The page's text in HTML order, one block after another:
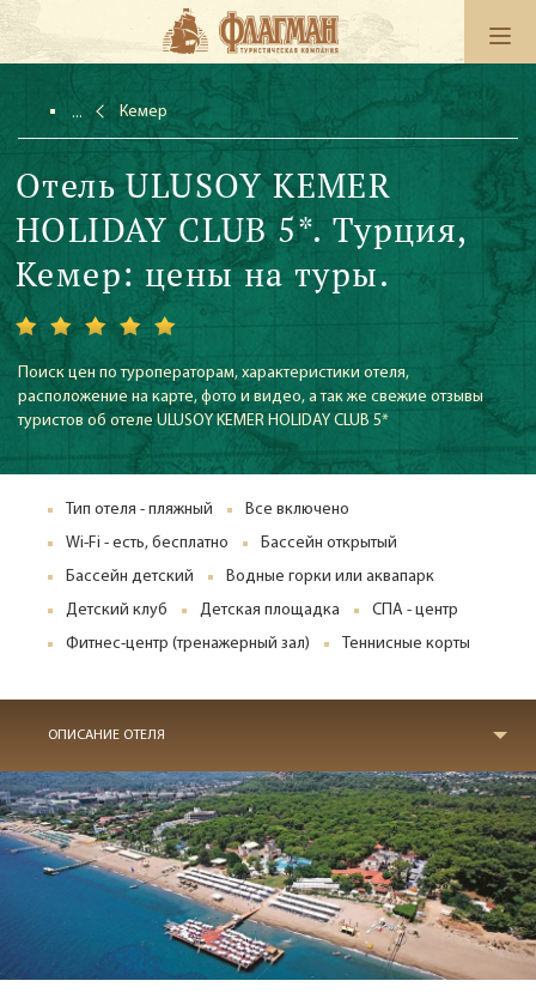
Кемер
Отель ULUSOY KEMER
HOLIDAY CLUB 5*. Турция,
Кемер: цены на туры.
Поиск цен по туроператорам, характеристики отеля,
расположение на карте, фото и видео, а так же свежие отзывы
туристов об отеле ULUSOY KEMER HOLIDAY CLUB 5*
Тип отеля - пляжный
Все включено
Wi-Fi - есть, бесплатно
Бассейн открытый
Бассейн детский
Водные горки или аквапарк
Детский клуб
Детская площадка
СПА - центр
Фитнес-центр (тренажерный зал)
Теннисные корты
ОПИСАНИЕ ОТЕЛЯ